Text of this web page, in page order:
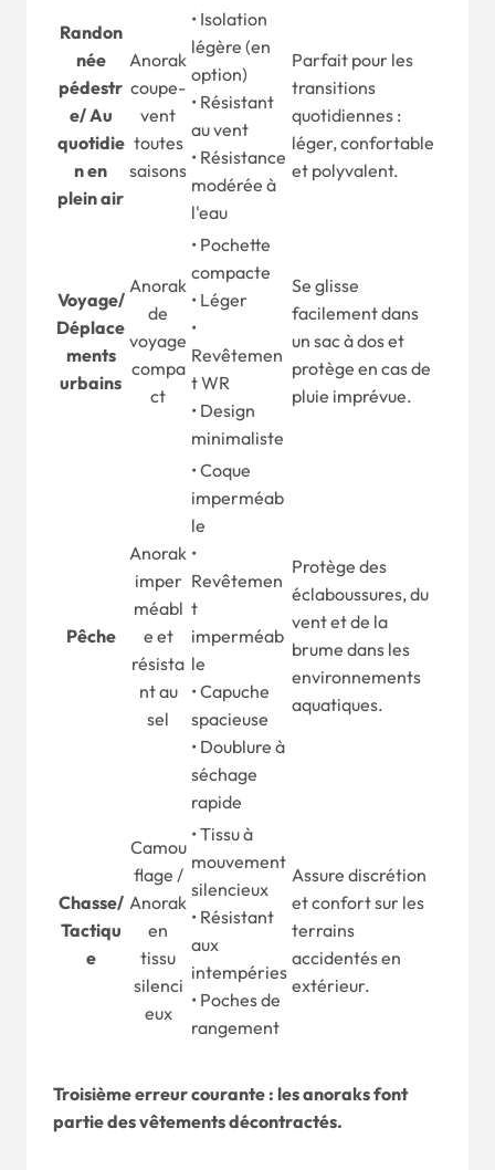
Randon
née
pédestr
e/Au
quotidie
n en
plein air
Anorak
coupe-
vent
toutes
saisons
• Isolation
légère (en
option)
• Résistant
au vent
• Résistance
modérée à
l'eau
Parfait pour les
transitions
quotidiennes :
léger, confortable
et polyvalent.
Voyage/
Déplace
ments
urbains
Anorak
de
voyage
compa
ct
• Pochette
compacte
• Léger
•
Revêtemen
t WR
• Design
minimaliste
Se glisse
facilement dans
un sac à dos et
protège en cas de
pluie imprévue.
Pêche
Anorak
imper
méabl
e et
résista
nt au
sel
• Coque
imperméab
le
•
Revêtemen
t
imperméab
le
• Capuche
spacieuse
• Doublure à
séchage
rapide
Protège des
éclaboussures, du
vent et de la
brume dans les
environnements
aquatiques.
Chasse/
Tactiqu
e
Camou
flage /
Anorak
en
tissu
silenci
eux
• Tissu à
mouvement
silencieux
• Résistant
aux
intempéries
• Poches de
rangement
Assure discrétion
et confort sur les
terrains
accidentés en
extérieur.
Troisième erreur courante : les anoraks font
partie des vêtements décontractés.